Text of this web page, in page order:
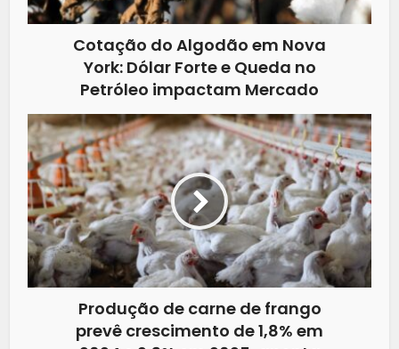
Cotação do Algodão em Nova
York: Dólar Forte e Queda no
Petróleo impactam Mercado
Produção de carne de frango
prevê crescimento de 1,8% em